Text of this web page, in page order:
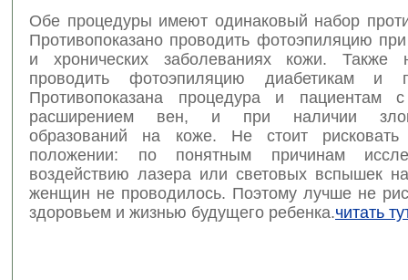
Обе процедуры имеют одинаковый набор
Противопоказано проводить фотоэпиляцию
и хронических заболеваниях кожи. Также
проводить фотоэпиляцию диабетикам и
Противопоказана процедура и пациентам
расширением вен, и при наличии
образований на коже. Не стоит
положении: по понятным причинам
воздействию лазера или световых вспышек
женщин не проводилось. Поэтому лучше не
здоровьем и жизнью будущего ребенка.читать